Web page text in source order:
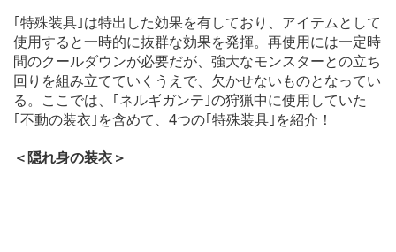
｢特殊装具｣は特出した効果を有しており、アイテムとして
使用すると一時的に抜群な効果を発揮。再使用には一定時
間のクールダウンが必要だが、強大なモンスターとの立ち
回りを組み立てていくうえで、欠かせないものとなってい
る。ここでは、｢ネルギガンテ｣の狩猟中に使用していた
｢不動の装衣｣を含めて、4つの｢特殊装具｣を紹介！
＜隠れ身の装衣＞